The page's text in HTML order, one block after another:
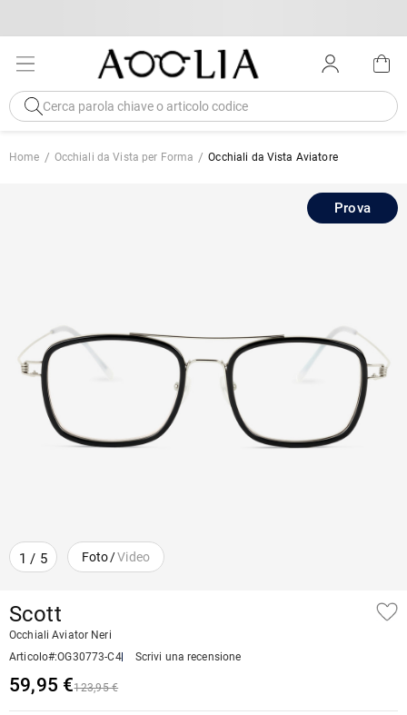
Home Occhiali da Vista per Forma Occhiali da Vista Aviatore
1 / 5 Foto/Video
Prova
Scott
Occhiali Aviator Neri
Articolo#:OG30773-C4 Scrivi una recensione
59,95 €123,95 €